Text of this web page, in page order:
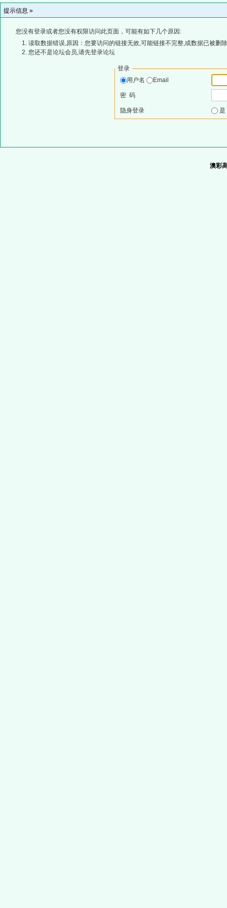
提示信息 »
您没有登录或者您没有权限访问此页面，可能有如下几个原因:
读取数据错误,原因：您要访问的链接无效,可能链接不完整,或数据已被删
您还不是论坛会员,请先登录论坛
登录
用户名
Email
密 码
隐身登录
澳彩